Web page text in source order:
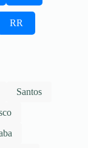
RR
Santos